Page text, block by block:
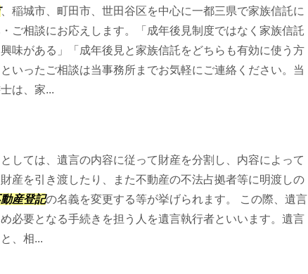
、稲城市、町田市、世田谷区を中心に一都三県で家族信託に
ご相談にお応えします。「成年後見制度ではなく家族信託
味がある」「成年後見と家族信託をどちらも有効に使う方
いったご相談は当事務所までお気軽にご連絡ください。当
は、家...
しては、遺言の内容に従って財産を分割し、内容によって
産を引き渡したり、また不動産の不法占拠者等に明渡しの
産登記の名義を変更する等が挙げられます。 この際、遺言
必要となる手続きを担う人を遺言執行者といいます。遺言
、相...